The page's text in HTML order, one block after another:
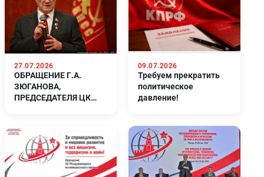
27.07.2026
ОБРАЩЕНИЕ Г.А.
ЗЮГАНОВА,
ПРЕДСЕДАТЕЛЯ ЦК
ГОСУДАРСТВЕННОЙ
ДУМЕ.
09.07.2026
Требуем прекратить
политическое
давление!